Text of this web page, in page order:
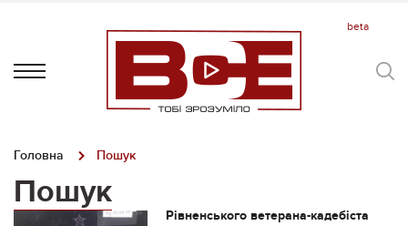
Головна Пошук
Пошук
Рівненського ветерана-кадебіста